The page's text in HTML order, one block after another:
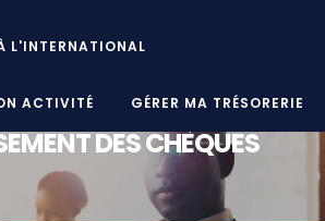
L'INTERNATIONAL
ACTIVITÉ GÉRER MA TRÉSORERIE
DES CHÈQUES